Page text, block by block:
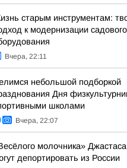
старым инструментам:
к модернизации садового
Вчера, 22:11
небольшой подборкой
Дня
школами
Вчера, 22:07
молочника»
депортировать из России